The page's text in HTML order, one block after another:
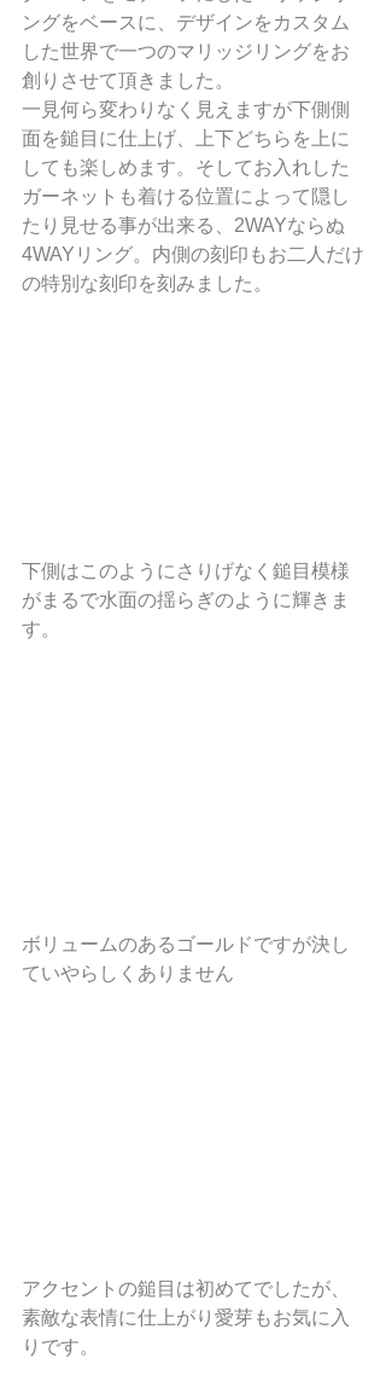
ングをベースに、デザインをカスタム
した世界で一つのマリッジリングをお
創りさせて頂きました。
一見何ら変わりなく見えますが下側側
面を鎚目に仕上げ、上下どちらを上に
しても楽しめます。そしてお入れした
ガーネットも着ける位置によって隠し
たり見せる事が出来る、2WAYならぬ
4WAYリング。内側の刻印もお二人だけ
の特別な刻印を刻みました。
下側はこのようにさりげなく鎚目模様
がまるで水面の揺らぎのように輝きま
す。
ボリュームのあるゴールドですが決し
ていやらしくありません
アクセントの鎚目は初めてでしたが、
素敵な表情に仕上がり愛芽もお気に入
りです。